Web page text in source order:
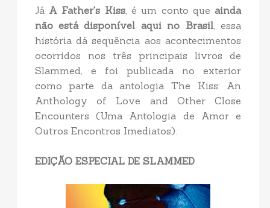
Já A Father's Kiss, é um conto queainda
não está disponível aqui no Brasil, essa
história dá sequência aos acontecimentos
ocorridos nos três principais livros de
Slammed, e foi publicada no exterior
como parte da antologia The Kiss: An
Anthology of Love and Other Close
Encounters (Uma Antologia de Amor e
Outros Encontros Imediatos).
EDIÇÃO ESPECIAL DE SLAMMED